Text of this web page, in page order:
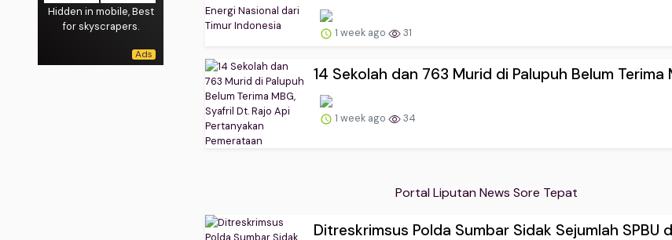
Hidden in mobile, Best
for skyscrapers.
1 week ago 31
14 Sekolah dan 763 Murid di Palupuh Belum Terima
1 week ago 34
Portal Liputan News Sore Tepat
Ditreskrimsus Polda Sumbar Sidak Sejumlah SPBU